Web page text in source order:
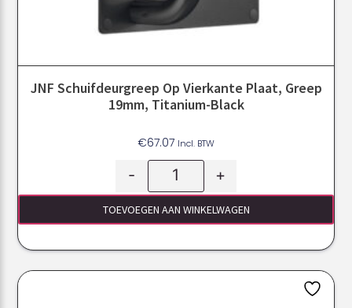
JNF Schuifdeurgreep Op Vierkante Plaat, Greep
19mm, Titanium-Black
€67.07 Incl. BTW
- +
TOEVOEGEN AAN WINKELWAGEN